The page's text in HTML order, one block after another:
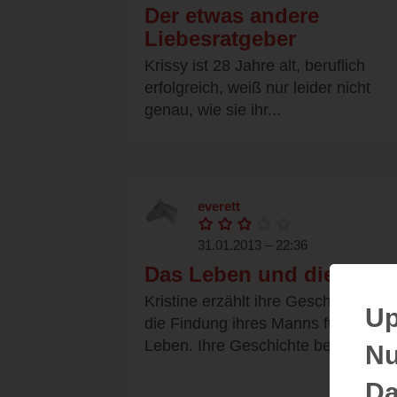
Der etwas andere
Liebesratgeber
Krissy ist 28 Jahre alt, beruflich
erfolgreich, weiß nur leider nicht
genau, wie sie ihr...
everett
31.01.2013 – 22:36
Das Leben und die Liebe
Kristine erzählt ihre Geschichte um
die Findung ihres Manns fürs
Leben. Ihre Geschichte beginnt...